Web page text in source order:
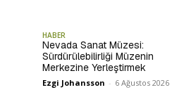
HABER
Nevada Sanat Müzesi:
Sürdürülebilirliği Müzenin
Merkezine Yerleştirmek
Ezgi Johansson - 6 Ağustos 2026